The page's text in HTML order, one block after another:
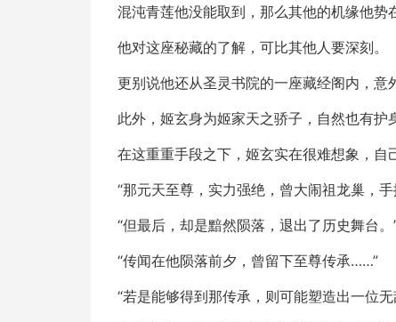
混沌青莲他没能取到，那么其他的机缘他势
他对这座秘藏的了解，可比其他人要深刻。
更别说他还从圣灵书院的一座藏经阁内，意
此外，姬玄身为姬家天之骄子，自然也有护
在这重重手段之下，姬玄实在很难想象，自
“那元天至尊，实力强绝，曾大闹祖龙巢，
“但最后，却是黯然陨落，退出了历史舞台。
“传闻在他陨落前夕，曾留下至尊传承……”
“若是能够得到那传承，则可能塑造出一位